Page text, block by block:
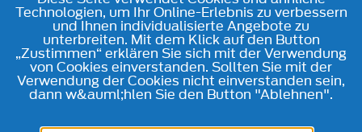
Technologien, um Ihr Online-Erlebnis zu verbessern
und Ihnen individualisierte Angebote zu
unterbreiten. Mit dem Klick auf den Button
„Zustimmen“ erklären Sie sich mit der Verwendung
von Cookies einverstanden. Sollten Sie mit der
Verwendung der Cookies nicht einverstanden sein,
dann w&auml;hlen Sie den Button "Ablehnen".